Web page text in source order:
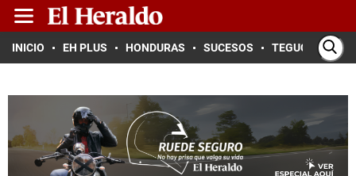
INICIO EH PLUS HONDURAS SUCESOS TEGUCIGALPA